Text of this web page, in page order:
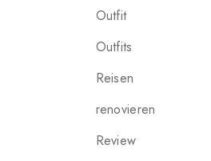
Outfit
Outfits
Reisen
renovieren
Review